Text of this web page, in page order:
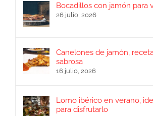
Bocadillos con jamón para
26 julio, 2026
Canelones de jamón,
sabrosa
16 julio, 2026
Lomo ibérico en verano,
para disfrutarlo